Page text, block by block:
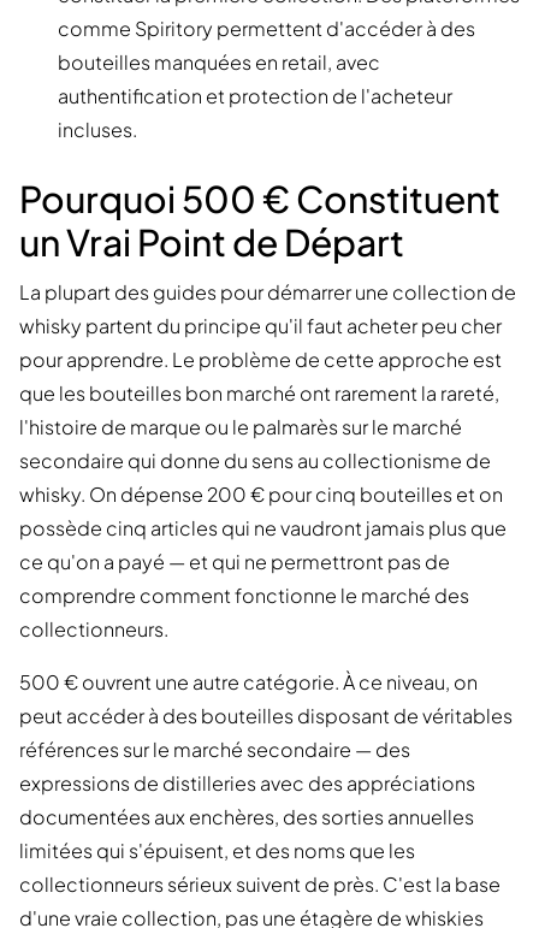
comme Spiritory permettent d'accéder à des
bouteilles manquées en retail, avec
authentification et protection de l'acheteur
incluses.
Pourquoi 500 € Constituent
un Vrai Point de Départ
La plupart des guides pour démarrer une collection de
whisky partent du principe qu'il faut acheter peu cher
pour apprendre. Le problème de cette approche est
que les bouteilles bon marché ont rarement la rareté,
l'histoire de marque ou le palmarès sur le marché
secondaire qui donne du sens au collectionisme de
whisky. On dépense 200 € pour cinq bouteilles et on
possède cinq articles qui ne vaudront jamais plus que
ce qu'on a payé — et qui ne permettront pas de
comprendre comment fonctionne le marché des
collectionneurs.
500 € ouvrent une autre catégorie. À ce niveau, on
peut accéder à des bouteilles disposant de véritables
références sur le marché secondaire — des
expressions de distilleries avec des appréciations
documentées aux enchères, des sorties annuelles
limitées qui s'épuisent, et des noms que les
collectionneurs sérieux suivent de près. C'est la base
d'une vraie collection, pas une étagère de whiskies